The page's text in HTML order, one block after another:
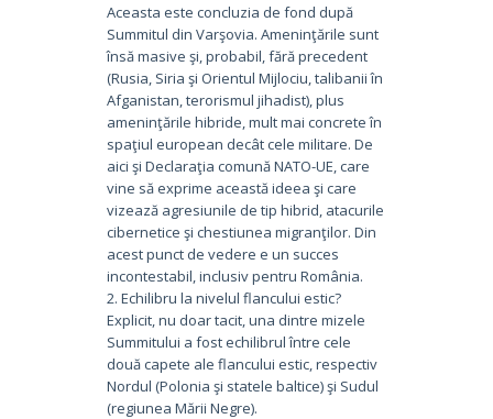
Aceasta este concluzia de fond după
Summitul din Varşovia. Ameninţările sunt
însă masive şi, probabil, fără precedent
(Rusia, Siria şi Orientul Mijlociu, talibanii în
Afganistan, terorismul jihadist), plus
ameninţările hibride, mult mai concrete în
spaţiul european decât cele militare. De
aici şi Declaraţia comună NATO-UE, care
vine să exprime această ideea şi care
vizează agresiunile de tip hibrid, atacurile
cibernetice şi chestiunea migranţilor. Din
acest punct de vedere e un succes
incontestabil, inclusiv pentru România.
2. Echilibru la nivelul flancului estic?
Explicit, nu doar tacit, una dintre mizele
Summitului a fost echilibrul între cele
două capete ale flancului estic, respectiv
Nordul (Polonia şi statele baltice) şi Sudul
(regiunea Mării Negre).